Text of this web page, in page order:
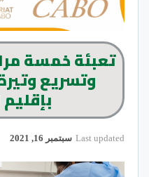
تعبئة خمسة
وتسريع
Last updated سبتمبر 16, 2021